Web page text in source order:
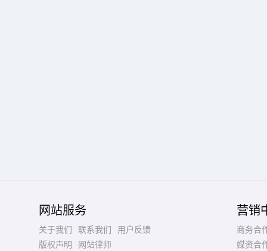
网站服务
关于我们 联系我们
用户反馈
版权声明
网站律师
营销
商务合
媒资合